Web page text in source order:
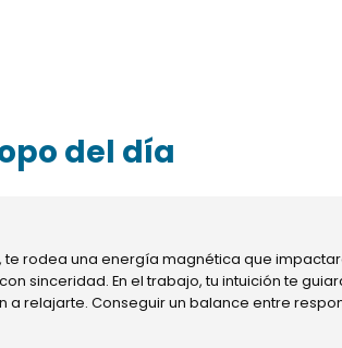
del día
te rodea una energía magnética que
sinceridad. En el trabajo, tu intuición te
a relajarte. Conseguir un balance entre